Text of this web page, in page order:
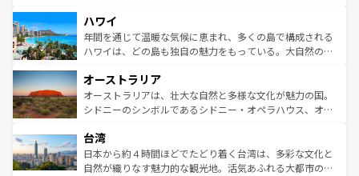
ば市内交通費無料で観光を楽しむこともできる。 なお、新
着のスイス情報はコンテンツ一覧 を参照してほしい。
のような巨大都市は、観光、ショッピング、エンターテイ
ンメントが詰まった刺激的なスポットだ。一方、アメリカ
西部には大自然が広がり、グランドキャニオンやイエロー
部のニューオーリンズでは、音楽と美食が融合した独特の
文化が魅力。旅行者はアメリカの各地域で異なる魅力を楽
しみながら、その多様性と豊かな歴史を感じることができ
ならではの贅沢な旅のスタイルだ。 なお、新着のアメリカ
情報はコンテンツ一覧を参照してほしい。
ハワイ
年間を通じて温暖な気候に恵まれ、多くの島で構成される
ハワイは、どの島も独自の魅力をもっている。大自然の神
ワイ島は見逃せない。また、定番の観光地といえばオアフ
島だが、静かな自然を求めるならマウイ島やカウアイ島が
おすすめ。エメラルドグリーンに輝く海をはじめ、豊かな
れるおもてなしの心で訪れる人々を迎えてくれるハワイの
人々、おいしいローカルフードやハワイアンミュージッ
ク、伝統的なフラダンスなど、すべてがハワイの魅力を彩
オーストラリア
オーストラリアは、壮大な自然と多様な文化が魅力の国。
シドニーのシンボルであるシドニー・オペラハウス、オー
リアリーフや大陸中央部にそびえるウルル（エアーズロッ
ク）、タスマニアの美しい原生林やケアンズの熱帯雨林な
ど、見どころがたくさん。また、カフェやワイン、オージ
台湾
日本から約４時間ほどでたどり着く台湾は、多彩な文化と
自然が織りなす魅力的な観光地。活気あふれる大都市の台